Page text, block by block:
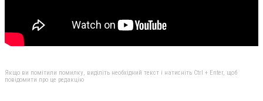
Якщо ви помітили помилку, виділіть необхідний текст і натисніть Ctrl + Enter, щоб
повідомити про це редакцію